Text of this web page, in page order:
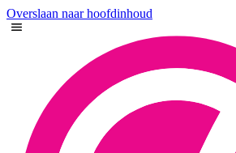
Overslaan naar hoofdinhoud